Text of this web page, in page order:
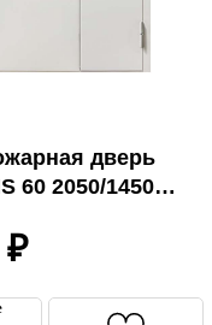
дверь
60 2050/1450
₽